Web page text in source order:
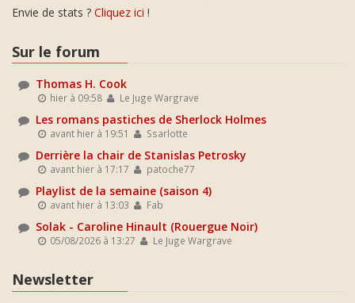
Envie de stats ? Cliquez ici !
Sur le forum
Thomas H. Cook
hier à 09:58 Le Juge Wargrave
Les romans pastiches de Sherlock Holmes
avant hier à 19:51 Ssarlotte
Derrière la chair de Stanislas Petrosky
avant hier à 17:17 patoche77
Playlist de la semaine (saison 4)
avant hier à 13:03 Fab
Solak - Caroline Hinault (Rouergue Noir)
05/08/2026 à 13:27 Le Juge Wargrave
Newsletter